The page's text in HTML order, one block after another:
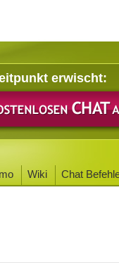
erwischt:
Wiki Chat